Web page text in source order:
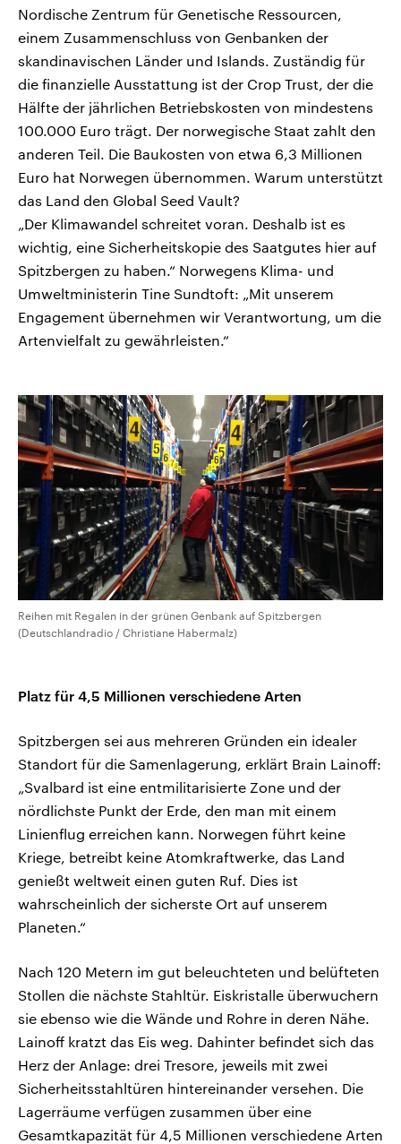
Nordische Zentrum für Genetische Ressourcen,
einem Zusammenschluss von Genbanken der
skandinavischen Länder und Islands. Zuständig für
die finanzielle Ausstattung ist der Crop Trust, der die
Hälfte der jährlichen Betriebskosten von mindestens
100.000 Euro trägt. Der norwegische Staat zahlt den
anderen Teil. Die Baukosten von etwa 6,3 Millionen
Euro hat Norwegen übernommen. Warum unterstützt
das Land den Global Seed Vault?
„Der Klimawandel schreitet voran. Deshalb ist es
wichtig, eine Sicherheitskopie des Saatgutes hier auf
Spitzbergen zu haben.“ Norwegens Klima- und
Umweltministerin Tine Sundtoft: „Mit unserem
Engagement übernehmen wir Verantwortung, um die
Artenvielfalt zu gewährleisten.“
Reihen mit Regalen in der grünen Genbank auf Spitzbergen
(Deutschlandradio / Christiane Habermalz)
Platz für 4,5 Millionen verschiedene Arten
Spitzbergen sei aus mehreren Gründen ein idealer
Standort für die Samenlagerung, erklärt Brain Lainoff:
„Svalbard ist eine entmilitarisierte Zone und der
nördlichste Punkt der Erde, den man mit einem
Linienflug erreichen kann. Norwegen führt keine
Kriege, betreibt keine Atomkraftwerke, das Land
genießt weltweit einen guten Ruf. Dies ist
wahrscheinlich der sicherste Ort auf unserem
Planeten.“
Nach 120 Metern im gut beleuchteten und belüfteten
Stollen die nächste Stahltür. Eiskristalle überwuchern
sie ebenso wie die Wände und Rohre in deren Nähe.
Lainoff kratzt das Eis weg. Dahinter befindet sich das
Herz der Anlage: drei Tresore, jeweils mit zwei
Sicherheitsstahltüren hintereinander versehen. Die
Lagerräume verfügen zusammen über eine
Gesamtkapazität für 4,5 Millionen verschiedene Arten